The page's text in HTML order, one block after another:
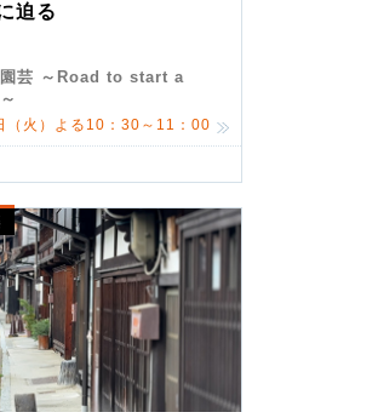
迫る
園芸 ～Road to start a
（火）よる10：30～11：00